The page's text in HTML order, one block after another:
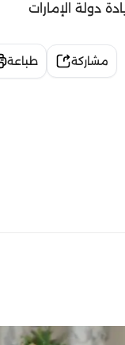
دولة الإمارات
مشاركة طباعة